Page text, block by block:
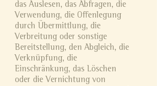
das Auslesen, das Abfragen, die
Verwendung, die Offenlegung
durch Übermittlung, die
Verbreitung oder sonstige
Bereitstellung, den Abgleich, die
Verknüpfung, die
Einschränkung, das Löschen
oder die Vernichtung von